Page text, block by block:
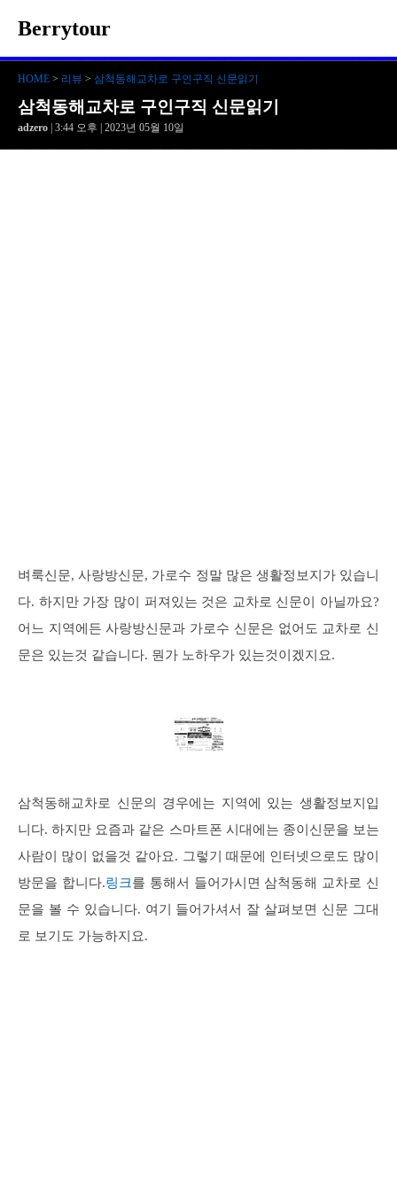
Berrytour
HOME > 리뷰 > 삼척동해교차로 구인구직 신문읽기
삼척동해교차로 구인구직 신문읽기
adzero | 3:44 오후 | 2023년 05월 10일
벼룩신문, 사랑방신문, 가로수 정말 많은 생활정보지가 있습니
다. 하지만 가장 많이 퍼져있는 것은 교차로 신문이 아닐까요?
어느 지역에든 사랑방신문과 가로수 신문은 없어도 교차로 신
문은 있는것 같습니다. 뭔가 노하우가 있는것이겠지요.
삼척동해교차로 신문의 경우에는 지역에 있는 생활정보지입
니다. 하지만 요즘과 같은 스마트폰 시대에는 종이신문을 보는
사람이 많이 없을것 같아요. 그렇기 때문에 인터넷으로도 많이
방문을 합니다.링크를 통해서 들어가시면 삼척동해 교차로 신
문을 볼 수 있습니다. 여기 들어가셔서 잘 살펴보면 신문 그대
로 보기도 가능하지요.